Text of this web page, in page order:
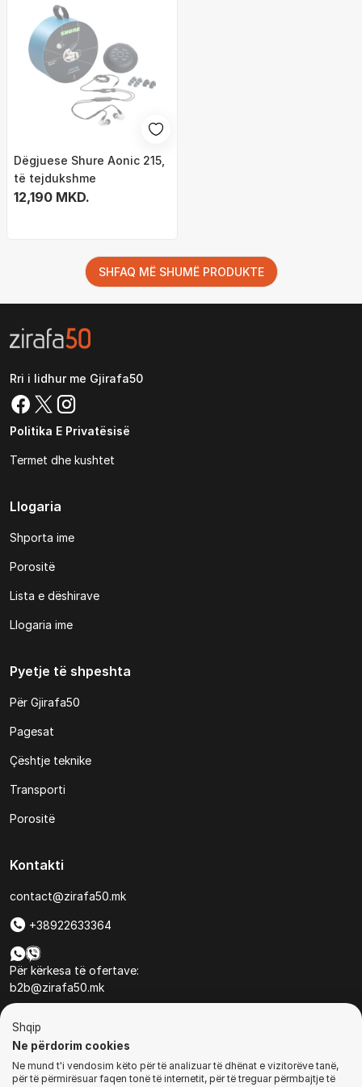
Dëgjuese Shure Aonic 215,
të tejdukshme
12,190 MKD.
SHFAQ MË SHUMË PRODUKTE
Rri i lidhur me Gjirafa50
Politika E Privatësisë
Termet dhe kushtet
Llogaria
Shporta ime
Porositë
Lista e dëshirave
Llogaria ime
Pyetje të shpeshta
Për Gjirafa50
Pagesat
Çështje teknike
Transporti
Porositë
Kontakti
contact@zirafa50.mk
+38922633364
Për kërkesa të ofertave:
b2b@zirafa50.mk
Shqip
Ne përdorim cookies
Ne mund t'i vendosim këto për të analizuar të dhënat e vizitorëve tanë,
për të përmirësuar faqen tonë të internetit, për të treguar përmbajtje të